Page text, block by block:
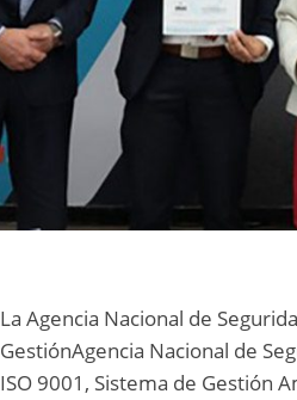
La Agencia Nacional de
GestiónAgencia Nacional de
ISO 9001, Sistema de Gestión